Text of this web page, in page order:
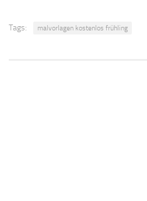
Tags: malvorlagen kostenlos frühling